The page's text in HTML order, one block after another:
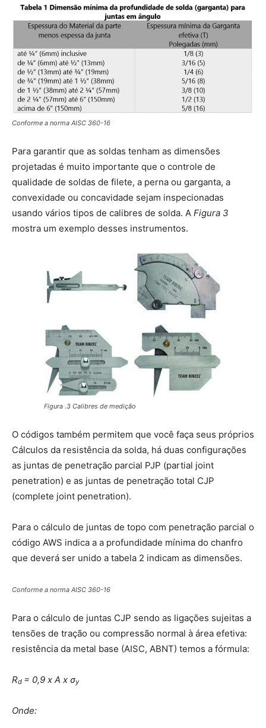
Conforme a norma AISC 360-16
Para garantir que as soldas tenham as dimensões
projetadas é muito importante que o controle de
qualidade de soldas de filete, a perna ou garganta, a
convexidade ou concavidade sejam inspecionadas
usando vários tipos de calibres de solda. A Figura 3
mostra um exemplo desses instrumentos.
Figura .3 Calibres de medição
O códigos também permitem que você faça seus próprios
Cálculos da resistência da solda, há duas configurações
as juntas de penetração parcial PJP (partial joint
penetration) e as juntas de penetração total CJP
(complete joint penetration).
Para o cálculo de juntas de topo com penetração parcial o
código AWS indica a a profundidade mínima do chanfro
que deverá ser unido a tabela 2 indicam as dimensões.
Conforme a norma AISC 360-16
Para o cálculo de juntas CJP sendo as ligações sujeitas a
tensões de tração ou compressão normal à área efetiva:
resistência da metal base (AISC, ABNT) temos a fórmula:
Rd = 0,9 x A x σy
Onde: